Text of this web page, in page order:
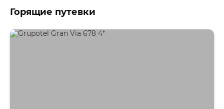
Горящие путевки